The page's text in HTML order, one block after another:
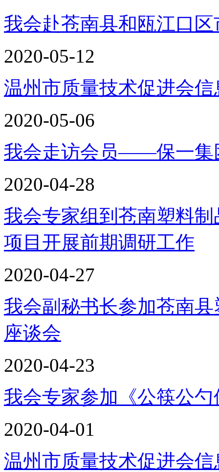
我会赴苍南县和瓯江口
2020-05-12
温州市质量技术促进会
2020-05-06
我会走访会员——保一集
2020-04-28
我会专家组到苍南塑料
项目开展前期调研工作
2020-04-27
我会副秘书长参加苍南
座谈会
2020-04-23
我会专家参加《公筷公
2020-04-01
温州市质量技术促进会